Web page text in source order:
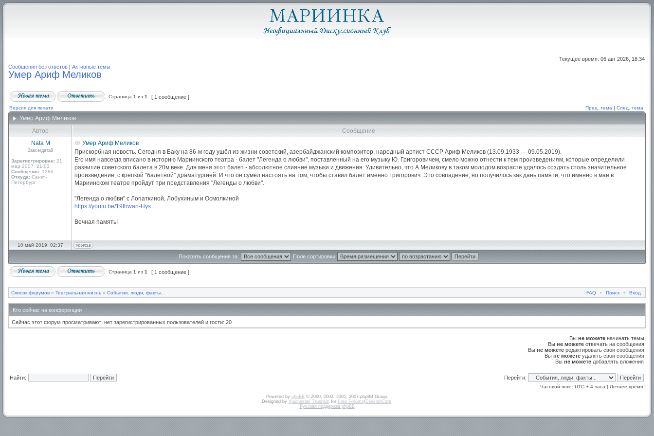
Текущее время: 06 авг 2026, 18:34
Сообщения без ответов | Активные темы
Умер Ариф Меликов
Страница 1 из 1 [ 1 сообщение ]
Версия для печати Пред. тема | След. тема
Умер Ариф Меликов
Автор
Сообщение
Nata M
Завсегдатай
Зарегистрирован: 21
мар 2007, 21:03
Сообщения: 1386
Откуда: Санкт-
Петербург
Умер Ариф Меликов
Прискорбная новость. Сегодня в Баку на 86-м году ушёл из жизни советский, азербайджанский композитор, народный артист СССР Ариф Меликов (13.09.1933 — 09.05.2019).
Его имя навсегда вписано в историю Мариинского театра - балет "Легенда о любви", поставленный на его музыку Ю. Григоровичем, смело можно отнести к тем произведениям, которые определили
развитие советского балета в 20м веке. Для меня этот балет - абсолютное слияние музыки и движения. Удивительно, что А.Меликову в таком молодом возрасте удалось создать столь значительное
произведение, с крепкой "балетной" драматургией. И что он сумел настоять на том, чтобы ставил балет именно Григорович. Это совпадение, но получилось как дань памяти, что именно в мае в
Мариинском театре пройдут три представления "Легенды о любви".
"Легенда о любви" с Лопаткиной, Лобухиным и Осмолкиной
https://youtu.be/19Ihwan-Hys
Вечная память!
10 май 2019, 02:37
Показать сообщения за: Поле сортировки
Страница 1 из 1 [ 1 сообщение ]
Список форумов » Театральная жизнь » События, люди, факты... FAQ • Поиск • Вход
Кто сейчас на конференции
Сейчас этот форум просматривают: нет зарегистрированных пользователей и гости: 20
Вы не можете начинать темы
Вы не можете отвечать на сообщения
Вы не можете редактировать свои сообщения
Вы не можете удалять свои сообщения
Вы не можете добавлять вложения
Найти: Перейти:
Часовой пояс: UTC + 4 часа [ Летнее время ]
Powered by phpBB© 2000, 2002, 2005, 2007 phpBB Group.
Designed by Vjacheslav Trushkinfor Free Forums/DivisionCore.
Русская поддержка phpBB